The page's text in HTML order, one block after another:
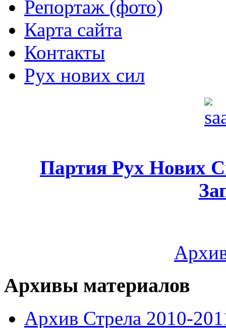
Репортаж (фото)
Карта сайта
Контакты
Рух нових сил
Партия Рух Нових
Архивы материалов
Архив Стрела 2010-